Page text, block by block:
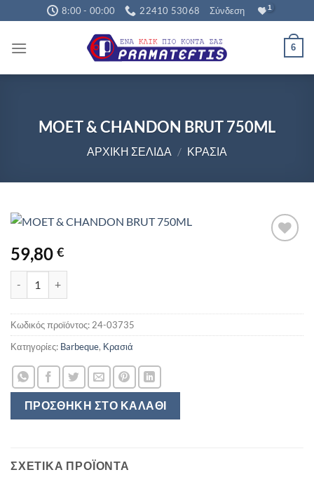
Μετάβαση
στο
περιεχόμενο
8:00 - 00:00 22410 53068 Σύνδεση
6
MOET & CHANDON BRUT 750ML
ΑΡΧΙΚΉ ΣΕΛΊΔΑ / ΚΡΑΣΙΆ
59,80 €
ΠΡΟΣΘΉΚΗ ΣΤΟ ΚΑΛΆΘΙ
Κωδικός προϊόντος: 24-03735
Κατηγορίες: Barbeque, Κρασιά
ΣΧΕΤΙΚΆ ΠΡΟΪΌΝΤΑ